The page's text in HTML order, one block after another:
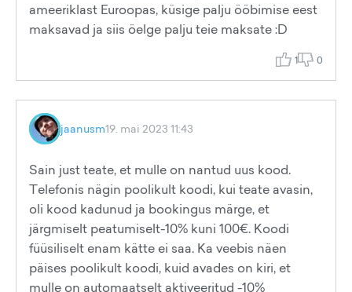
ameeriklast Euroopas, küsige palju ööbimise eest
maksavad ja siis öelge palju teie maksate :D
1 0
jaanusm19. mai 2023 11:43
Sain just teate, et mulle on nantud uus kood.
Telefonis nägin poolikult koodi, kui teate avasin,
oli kood kadunud ja bookingus märge, et
järgmiselt peatumiselt-10% kuni 100€. Koodi
füüsiliselt enam kätte ei saa. Ka veebis näen
päises poolikult koodi, kuid avades on kiri, et
mulle on automaatselt aktiveeritud -10%